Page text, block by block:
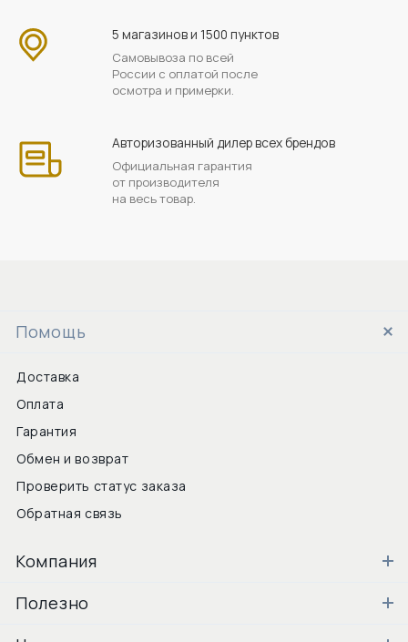
5 магазинов и 1500 пунктов
Самовывоза по всей
России с оплатой после
осмотра и примерки.
Авторизованный дилер всех брендов
Официальная гарантия
от производителя
на весь товар.
Помощь
Доставка
Оплата
Гарантия
Обмен и возврат
Проверить статус заказа
Обратная связь
Компания
Полезно